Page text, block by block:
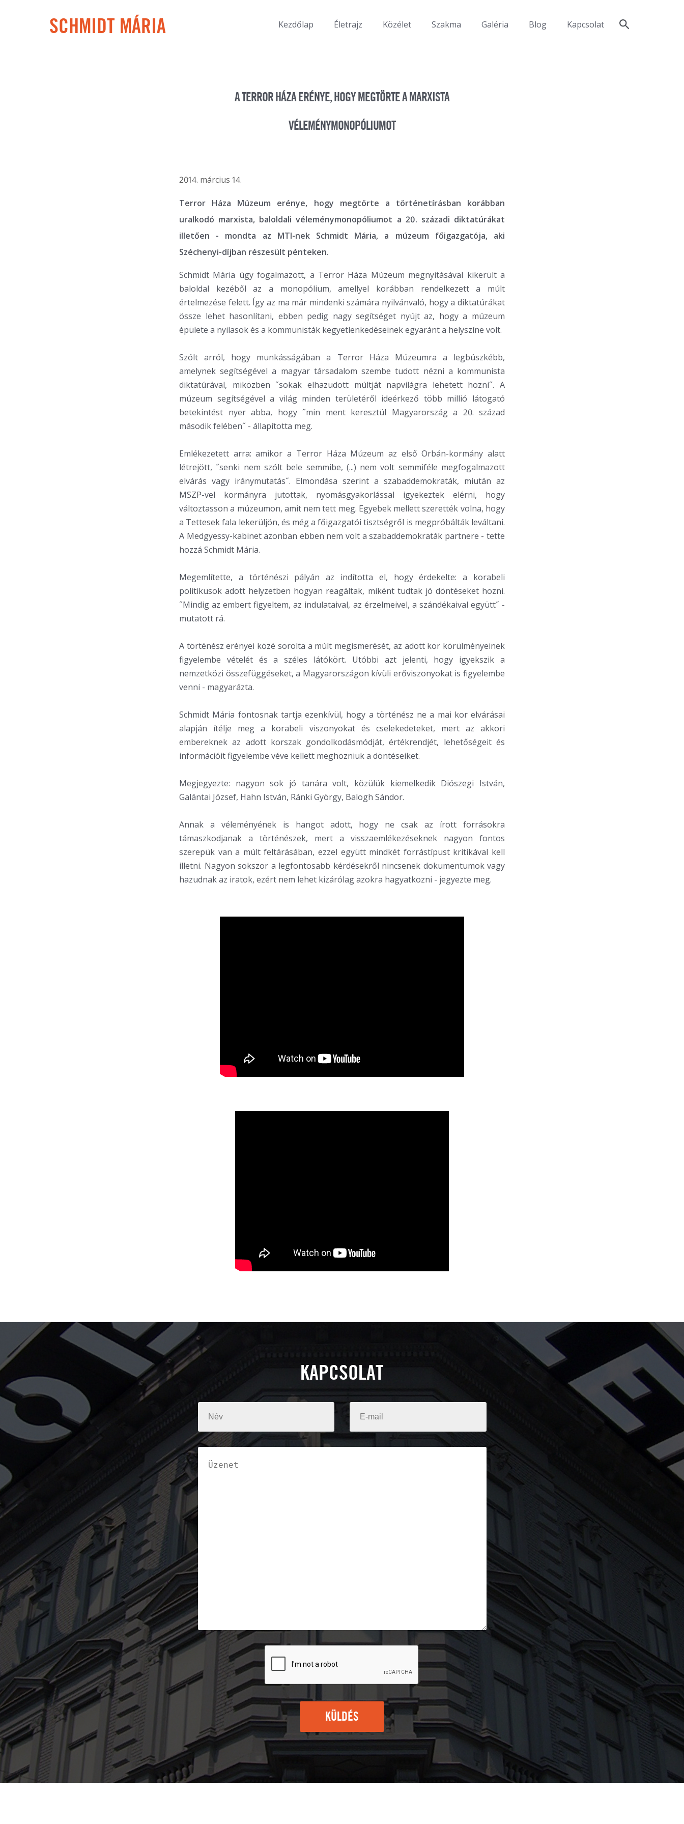
SCHMIDT MÁRIA Kezdőlap Életrajz Közélet Szakma Galéria Blog Kapcsolat
A TERROR HÁZA ERÉNYE, HOGY MEGTÖRTE A MARXISTA
VÉLEMÉNYMONOPÓLIUMOT
2014. március 14.
Terror Háza Múzeum erénye, hogy megtörte a történetírásban korábban
uralkodó marxista, baloldali véleménymonopóliumot a 20. századi diktatúrákat
illetően - mondta az MTI-nek Schmidt Mária, a múzeum főigazgatója, aki
Széchenyi-díjban részesült pénteken.
Schmidt Mária úgy fogalmazott, a Terror Háza Múzeum megnyitásával kikerült a
baloldal kezéből az a monopólium, amellyel korábban rendelkezett a múlt
értelmezése felett. Így az ma már mindenki számára nyilvánvaló, hogy a diktatúrákat
össze lehet hasonlítani, ebben pedig nagy segítséget nyújt az, hogy a múzeum
épülete a nyilasok és a kommunisták kegyetlenkedéseinek egyaránt a helyszíne volt.
Szólt arról, hogy munkásságában a Terror Háza Múzeumra a legbüszkébb,
amelynek segítségével a magyar társadalom szembe tudott nézni a kommunista
diktatúrával, miközben ˝sokak elhazudott múltját napvilágra lehetett hozni˝. A
múzeum segítségével a világ minden területéről ideérkező több millió látogató
betekintést nyer abba, hogy ˝min ment keresztül Magyarország a 20. század
második felében˝ - állapította meg.
Emlékezetett arra: amikor a Terror Háza Múzeum az első Orbán-kormány alatt
létrejött, ˝senki nem szólt bele semmibe, (...) nem volt semmiféle megfogalmazott
elvárás vagy iránymutatás˝. Elmondása szerint a szabaddemokraták, miután az
MSZP-vel kormányra jutottak, nyomásgyakorlással igyekeztek elérni, hogy
változtasson a múzeumon, amit nem tett meg. Egyebek mellett szerették volna, hogy
a Tettesek fala lekerüljön, és még a főigazgatói tisztségről is megpróbálták leváltani.
A Medgyessy-kabinet azonban ebben nem volt a szabaddemokraták partnere - tette
hozzá Schmidt Mária.
Megemlítette, a történészi pályán az indította el, hogy érdekelte: a korabeli
politikusok adott helyzetben hogyan reagáltak, miként tudtak jó döntéseket hozni.
˝Mindig az embert figyeltem, az indulataival, az érzelmeivel, a szándékaival együtt˝ -
mutatott rá.
A történész erényei közé sorolta a múlt megismerését, az adott kor körülményeinek
figyelembe vételét és a széles látókört. Utóbbi azt jelenti, hogy igyekszik a
nemzetközi összefüggéseket, a Magyarországon kívüli erőviszonyokat is figyelembe
venni - magyarázta.
Schmidt Mária fontosnak tartja ezenkívül, hogy a történész ne a mai kor elvárásai
alapján ítélje meg a korabeli viszonyokat és cselekedeteket, mert az akkori
embereknek az adott korszak gondolkodásmódját, értékrendjét, lehetőségeit és
információit figyelembe véve kellett meghozniuk a döntéseiket.
Megjegyezte: nagyon sok jó tanára volt, közülük kiemelkedik Diószegi István,
Galántai József, Hahn István, Ránki György, Balogh Sándor.
Annak a véleményének is hangot adott, hogy ne csak az írott forrásokra
támaszkodjanak a történészek, mert a visszaemlékezéseknek nagyon fontos
szerepük van a múlt feltárásában, ezzel együtt mindkét forrástípust kritikával kell
illetni. Nagyon sokszor a legfontosabb kérdésekről nincsenek dokumentumok vagy
hazudnak az iratok, ezért nem lehet kizárólag azokra hagyatkozni - jegyezte meg.
KAPCSOLAT
KÜLDÉS